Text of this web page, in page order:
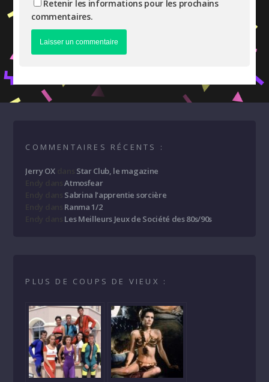
Retenir les informations pour les prochains
commentaires.
COMMENTAIRES RÉCENTS :
Jerry OXdans Star Club, le magazine
dansAtmosfear
Sabrina l’apprentie sorcière
Ranma 1/2
Les Meilleurs Jeux de Société des 80s/90s
PLUS DE COUPS DE VIEUX :